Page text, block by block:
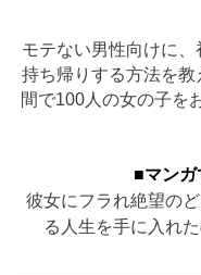
モテない男性向けに
持ち帰りする方法を
間で100人の女の子を
■マンガ
彼女にフラれ絶望の
る人生を手に入れ